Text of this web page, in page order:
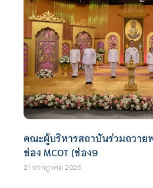
คณะผู้บริหารสถาบันร่วมถวาย
ช่อง MCOT (ช่อง9
21 กรกฎาคม 2026